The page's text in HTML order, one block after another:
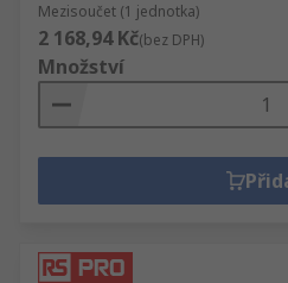
Mezisoučet (1 jednotka)
2 168,94 Kč(bez DPH)
Množství